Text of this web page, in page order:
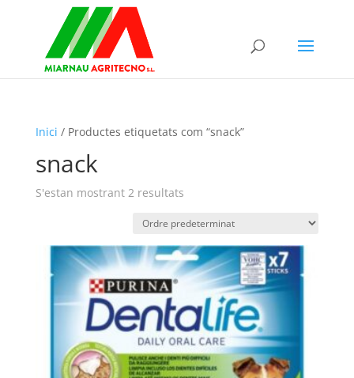
Inici / Productes etiquetats com “snack”
snack
S'estan mostrant 2 resultats